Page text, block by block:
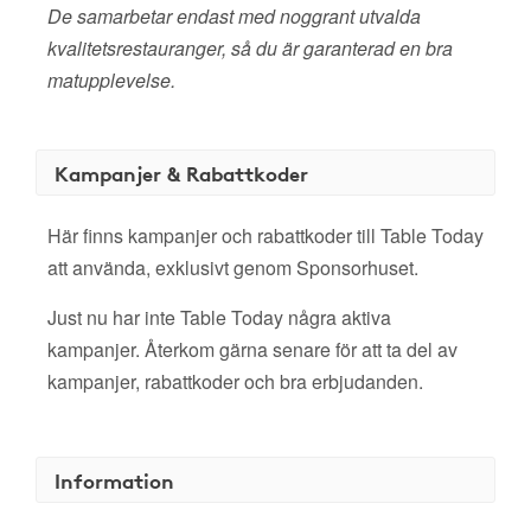
De samarbetar endast med noggrant utvalda
kvalitetsrestauranger, så du är garanterad en bra
matupplevelse.
Kampanjer & Rabattkoder
Här finns kampanjer och rabattkoder till Table Today
att använda, exklusivt genom Sponsorhuset.
Just nu har inte Table Today några aktiva
kampanjer. Återkom gärna senare för att ta del av
kampanjer, rabattkoder och bra erbjudanden.
Information